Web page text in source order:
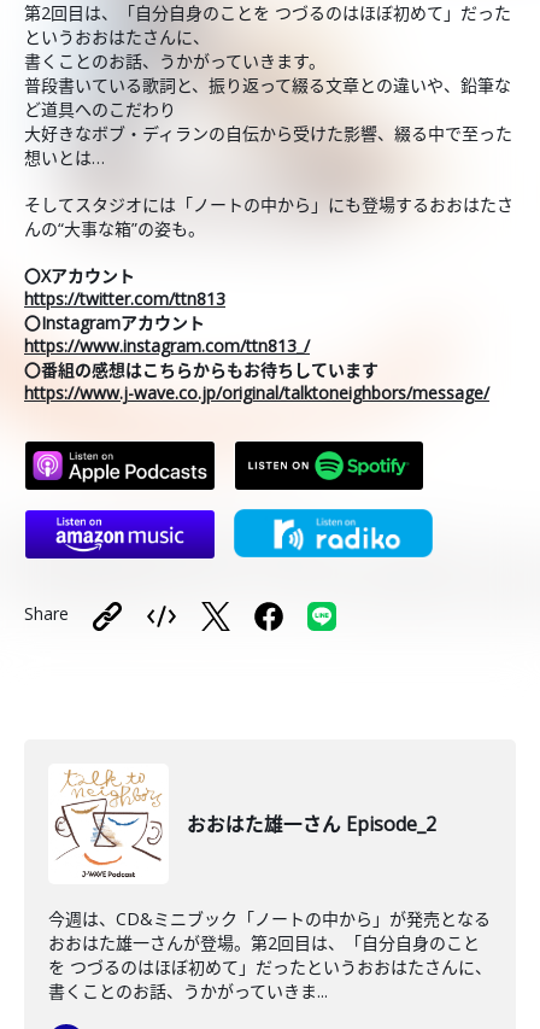
第2回目は、「自分自身のことを つづるのはほぼ初めて」だった
というおおはたさんに、
書くことのお話、うかがっていきます。
普段書いている歌詞と、振り返って綴る文章との違いや、鉛筆な
ど道具へのこだわり
大好きなボブ・ディランの自伝から受けた影響、綴る中で至った
想いとは…
そしてスタジオには「ノートの中から」にも登場するおおはたさ
んの“大事な箱”の姿も。
〇Xアカウント
https://twitter.com/ttn813
〇Instagramアカウント
https://www.instagram.com/ttn813_/
〇番組の感想はこちらからもお待ちしています
https://www.j-wave.co.jp/original/talktoneighbors/message/
Share
おおはた雄一さん Episode_2
今週は、CD&ミニブック「ノートの中から」が発売となる
おおはた雄一さんが登場。第2回目は、「自分自身のこと
を つづるのはほぼ初めて」だったというおおはたさんに、
書くことのお話、うかがっていきま...